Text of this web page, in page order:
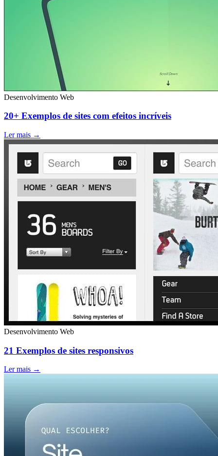
Desenvolvimento Web
20+ Exemplos de sites com efeitos incríveis
Ler mais →
Desenvolvimento Web
21 Exemplos de sites responsivos
Ler mais →